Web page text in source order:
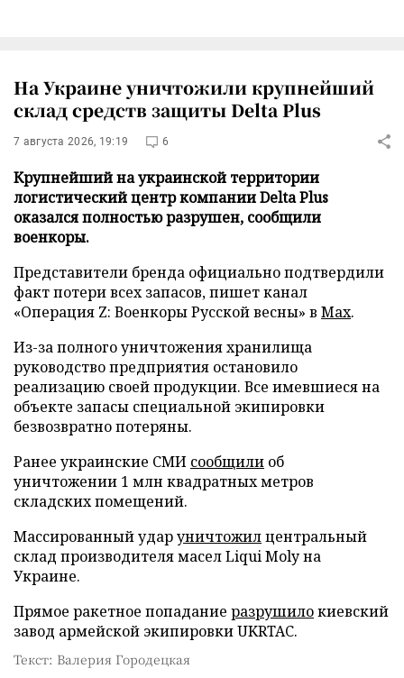
На Украине уничтожили крупнейший
склад средств защиты Delta Plus
7 августа 2026, 19:19 6
Крупнейший на украинской территории
логистический центр компании Delta Plus
оказался полностью разрушен, сообщили
военкоры.
Представители бренда официально подтвердили
факт потери всех запасов, пишет канал
«Операция Z: Военкоры Русской весны» в Max.
Из-за полного уничтожения хранилища
руководство предприятия остановило
реализацию своей продукции. Все имевшиеся на
объекте запасы специальной экипировки
безвозвратно потеряны.
Ранее украинские СМИ сообщили об
уничтожении 1 млн квадратных метров
складских помещений.
Массированный ударуничтожилцентральный
склад производителя масел Liqui Moly на
Украине.
Прямое ракетное попадание разрушилокиевский
завод армейской экипировки UKRTAC.
Текст: Валерия Городецкая